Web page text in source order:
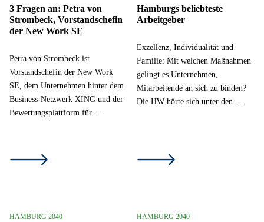
3 Fragen an: Petra von
Strombeck, Vorstandschefin
der New Work SE
Petra von Strombeck ist
Vorstandschefin der New Work
SE, dem Unternehmen hinter dem
Business-Netzwerk XING und der
Bewertungsplattform für …
Hamburgs beliebteste
Arbeitgeber
Exzellenz, Individualität und
Familie: Mit welchen Maßnahmen
gelingt es Unternehmen,
Mitarbeitende an sich zu binden?
Die HW hörte sich unter den …
HAMBURG 2040 HAMBURG 2040